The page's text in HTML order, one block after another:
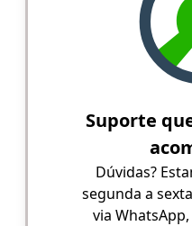
Suporte
Dúvidas?
segunda a
via